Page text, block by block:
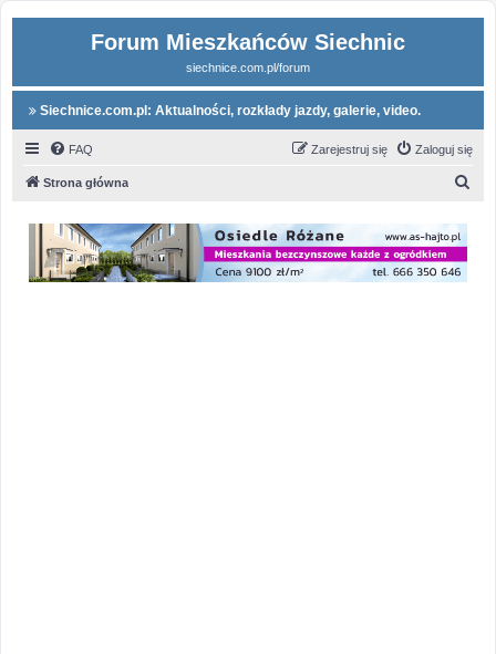
Forum Mieszkańców Siechnic
siechnice.com.pl/forum
Siechnice.com.pl: Aktualności, rozkłady jazdy, galerie, video.
FAQ Zaloguj się
Zarejestruj się
Strona główna